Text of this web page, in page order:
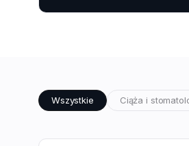
Wszystkie Ciąża i